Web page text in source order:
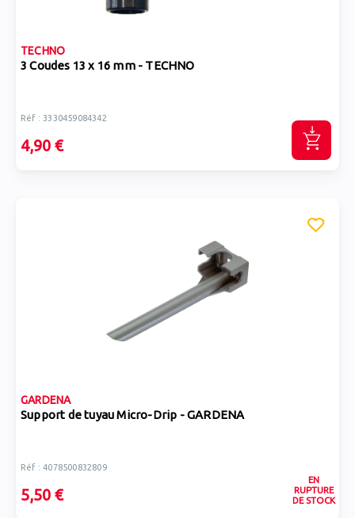
TECHNO
3 Coudes 13 x 16 mm - TECHNO
Réf : 3330459084342
4,90 €
GARDENA
Support de tuyau Micro-Drip - GARDENA
Réf : 4078500832809
5,50 €
EN
RUPTURE
DE STOCK